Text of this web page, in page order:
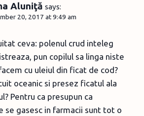
Aluniţă says:
20, 2017 at 9:49 am
ceva: polenul crud inteleg
pun copilul sa linga niste
cu uleiul din ficat de cod?
oceanic si presez ficatul ala
Pentru ca presupun ca
se gasesc in farmacii sunt tot o